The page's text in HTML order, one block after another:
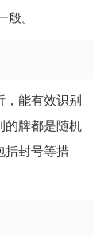
。
能有效识别
的牌都是随机
括封号等措